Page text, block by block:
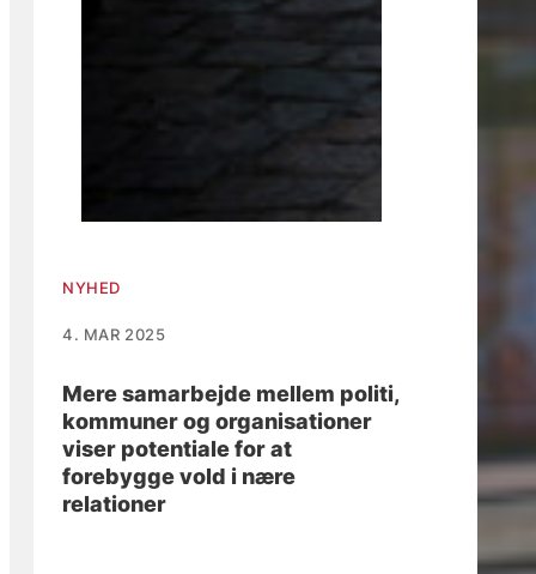
NYHED
4. MAR 2025
Mere samarbejde mellem politi,
kommuner og organisationer
viser potentiale for at
forebygge vold i nære
relationer